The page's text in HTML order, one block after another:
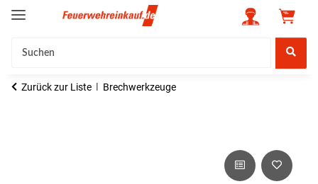
Zurück zur Liste Brechwerkzeuge